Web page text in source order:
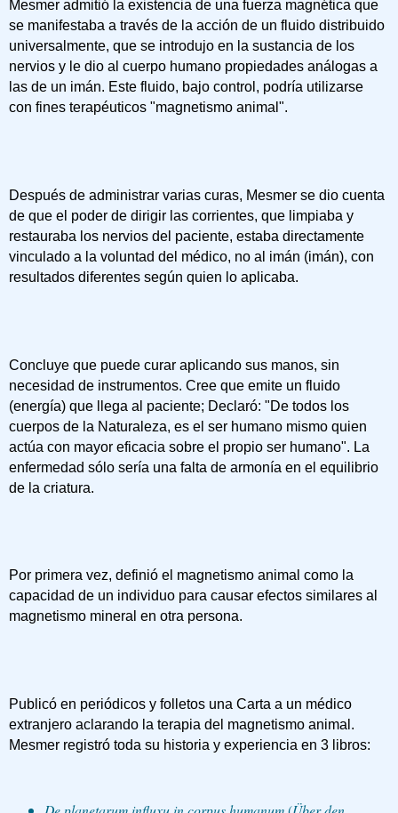
Mesmer admitió la existencia de una fuerza magnética que
se manifestaba a través de la acción de un fluido distribuido
universalmente, que se introdujo en la sustancia de los
nervios y le dio al cuerpo humano propiedades análogas a
las de un imán. Este fluido, bajo control, podría utilizarse
con fines terapéuticos "magnetismo animal".
Después de administrar varias curas, Mesmer se dio cuenta
de que el poder de dirigir las corrientes, que limpiaba y
restauraba los nervios del paciente, estaba directamente
vinculado a la voluntad del médico, no al imán (imán), con
resultados diferentes según quien lo aplicaba.
Concluye que puede curar aplicando sus manos, sin
necesidad de instrumentos. Cree que emite un fluido
(energía) que llega al paciente; Declaró: "De todos los
cuerpos de la Naturaleza, es el ser humano mismo quien
actúa con mayor eficacia sobre el propio ser humano". La
enfermedad sólo sería una falta de armonía en el equilibrio
de la criatura.
Por primera vez, definió el magnetismo animal como la
capacidad de un individuo para causar efectos similares al
magnetismo mineral en otra persona.
Publicó en periódicos y folletos una Carta a un médico
extranjero aclarando la terapia del magnetismo animal.
Mesmer registró toda su historia y experiencia en 3 libros: